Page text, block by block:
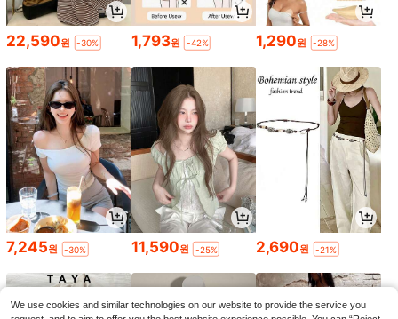
22,590원 -30% 1,793원 -42% 1,290원 -28%
7,245원 -30% 11,590원 -25% 2,690원 -21%
We use cookies and similar technologies on our website to provide the service you